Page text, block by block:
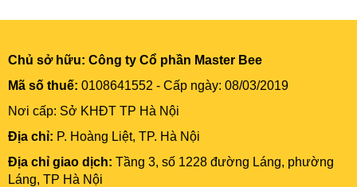
Chủ sở hữu: Công ty Cổ phần Master Bee
Mã số thuế: 0108641552 - Cấp ngày: 08/03/2019
Nơi cấp: Sở KHĐT TP Hà Nội
Địa chỉ: P. Hoàng Liệt, TP. Hà Nội
Địa chỉ giao dịch: Tầng 3, số 1228 đường Láng, phường
Láng, TP Hà Nội